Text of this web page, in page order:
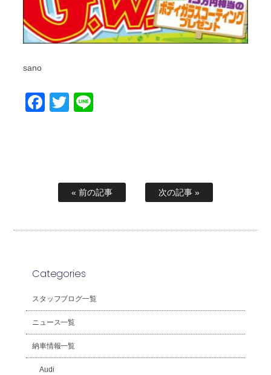
sano
Facebook
Twitter
« 前の記事 次の記事 »
Categories
スタッフブログ一覧
ニュース一覧
納車情報一覧
Audi